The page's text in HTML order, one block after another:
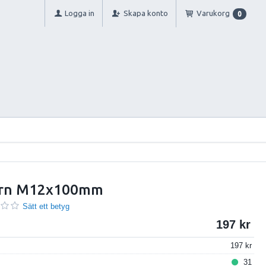
Logga in Skapa konto Varukorg 0
M12x100mm
Sätt ett betyg
197
197
31